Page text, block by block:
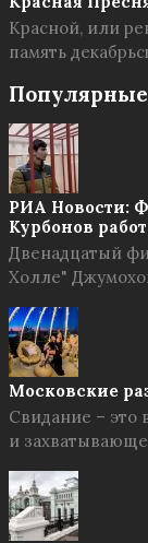
Красной, или
память
Популярные
РИА Новости:
Курбонов
Двенадцатый
Холле"
Московские
Свидание – это
и